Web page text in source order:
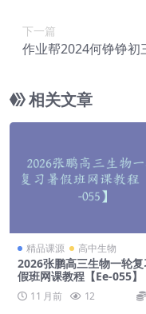
下一篇
作业帮2024何铮铮初
相关文章
精品课源 高中生物
2026张鹏高三生物一轮
假班网课教程【Ee-055】
11 月前 12